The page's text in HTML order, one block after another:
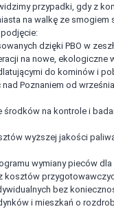
przypadki, gdy z
na walkę ze
dzięki PBO w
na nowe,
do kominów i
Poznaniem od
na kontrole i
wyższej jakości
wymiany pieców
kosztów
bez
i mieszkań o